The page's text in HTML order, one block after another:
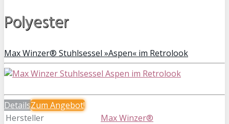
Polyester
Max Winzer® Stuhlsessel »Aspen« im Retrolook
DetailsZum Angebot!
Hersteller
Max Winzer®